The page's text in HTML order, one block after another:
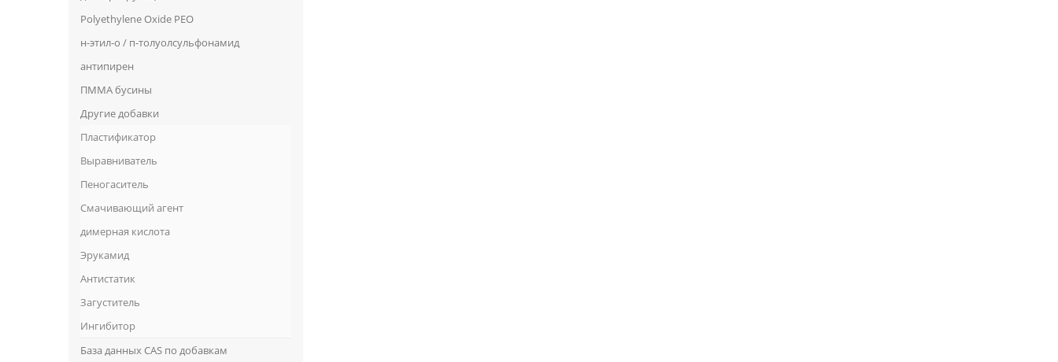
Polyethylene Oxide PEO
н-этил-о / п-толуолсульфонамид
антипирен
ПММА бусины
Другие добавки
Пластификатор
Выравниватель
Пеногаситель
Смачивающий агент
димерная кислота
Эрукамид
Антистатик
Загуститель
Ингибитор
База данных CAS по добавкам